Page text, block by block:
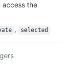
access the
, selected